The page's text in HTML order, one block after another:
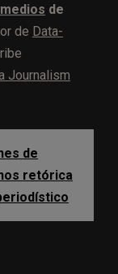
de
de Data-
Journalism
de
retórica